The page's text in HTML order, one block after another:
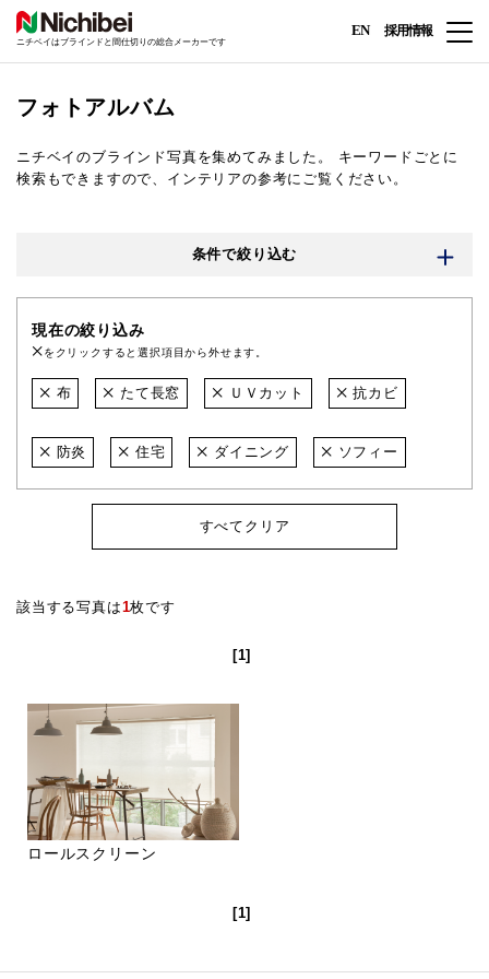
ニチベイはブラインドと間仕切りの総合メーカーです
EN 採用情報
フォトアルバム
ニチベイのブラインド写真を集めてみました。
キーワードごとに
検索もできますので、インテリアの参考にご覧ください。
条件で絞り込む
現在の絞り込み
をクリックすると選択項目から外せます。
布 たて長窓 ＵＶカット 抗カビ
防炎 住宅 ダイニング ソフィー
すべてクリア
該当する写真は1枚です
[1]
ロールスクリーン
[1]